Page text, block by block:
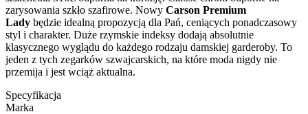
zarysowania szkło szafirowe. Nowy Carson Premium
Lady będzie idealną propozycją dla Pań, ceniących ponadczasowy
styl i charakter. Duże rzymskie indeksy dodają absolutnie
klasycznego wyglądu do każdego rodzaju damskiej garderoby. To
jeden z tych zegarków szwajcarskich, na które moda nigdy nie
przemija i jest wciąż aktualna.
Specyfikacja
Marka